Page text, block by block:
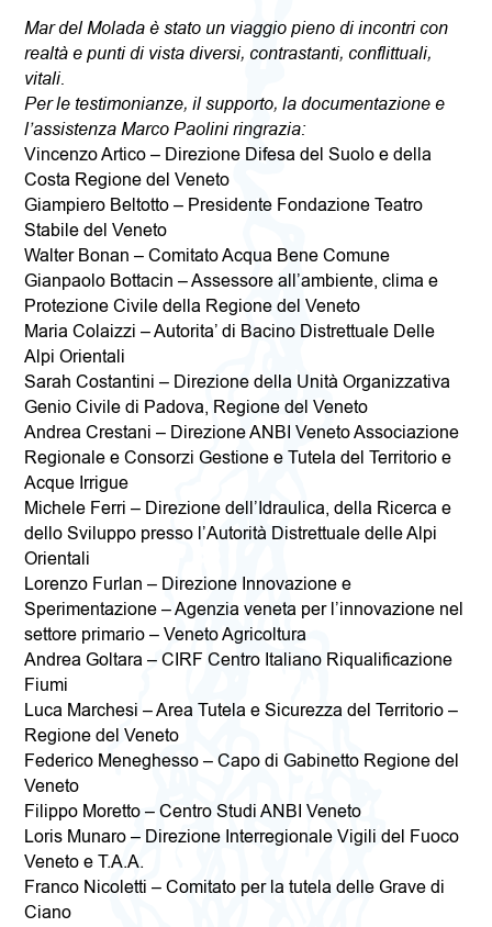
Mar del Molada è stato un viaggio pieno di incontri con
realtà e punti di vista diversi, contrastanti, conflittuali,
vitali.
Per le testimonianze, il supporto, la documentazione e
l’assistenza Marco Paolini ringrazia:
Vincenzo Artico – Direzione Difesa del Suolo e della
Costa Regione del Veneto
Giampiero Beltotto – Presidente Fondazione Teatro
Stabile del Veneto
Walter Bonan – Comitato Acqua Bene Comune
Gianpaolo Bottacin – Assessore all’ambiente, clima e
Protezione Civile della Regione del Veneto
Maria Colaizzi – Autorita’ di Bacino Distrettuale Delle
Alpi Orientali
Sarah Costantini – Direzione della Unità Organizzativa
Genio Civile di Padova, Regione del Veneto
Andrea Crestani – Direzione ANBI Veneto Associazione
Regionale e Consorzi Gestione e Tutela del Territorio e
Acque Irrigue
Michele Ferri – Direzione dell’Idraulica, della Ricerca e
dello Sviluppo presso l’Autorità Distrettuale delle Alpi
Orientali
Lorenzo Furlan – Direzione Innovazione e
Sperimentazione – Agenzia veneta per l’innovazione nel
settore primario – Veneto Agricoltura
Andrea Goltara – CIRF Centro Italiano Riqualificazione
Fiumi
Luca Marchesi – Area Tutela e Sicurezza del Territorio –
Regione del Veneto
Federico Meneghesso – Capo di Gabinetto Regione del
Veneto
Filippo Moretto – Centro Studi ANBI Veneto
Loris Munaro – Direzione Interregionale Vigili del Fuoco
Veneto e T.A.A.
Franco Nicoletti – Comitato per la tutela delle Grave di
Ciano